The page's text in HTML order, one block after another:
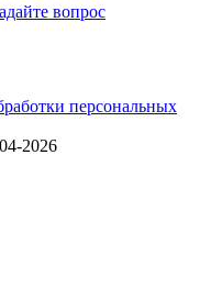
вопрос
персональных
2026